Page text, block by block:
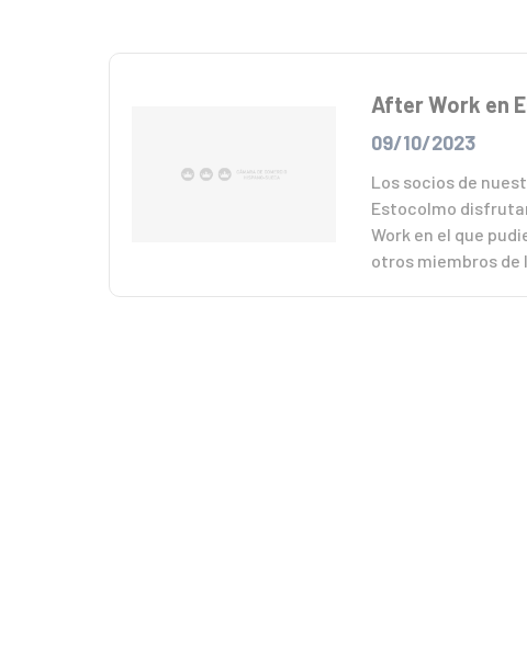
After Work en
09/10/2023
Los socios de
Estocolmo
Work en el que
otros miembros de